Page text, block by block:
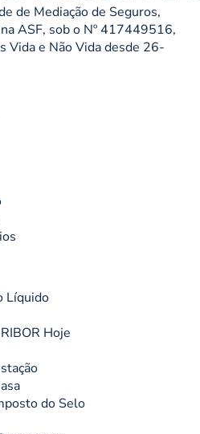
de Mediação de Seguros,
ASF, sob o Nº 417449516,
Vida e Não Vida desde 26-
Líquido
Hoje
do Selo